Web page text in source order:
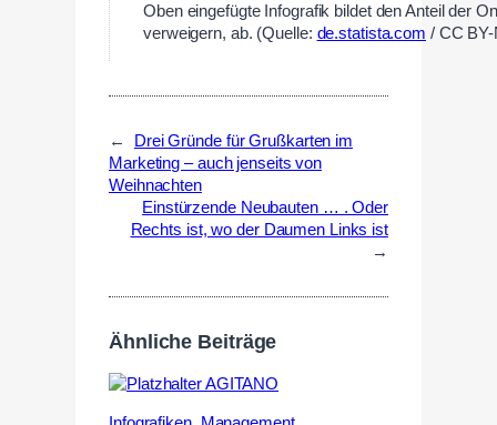
Oben eingefügte Infografik bildet den Anteil der
verweigern, ab. (Quelle: de.statista.com / CC
←
Drei Gründe für Grußkarten im
Marketing – auch jenseits von
Weihnachten
Einstürzende Neubauten … . Oder
Rechts ist, wo der Daumen Links ist
→
Ähnliche Beiträge